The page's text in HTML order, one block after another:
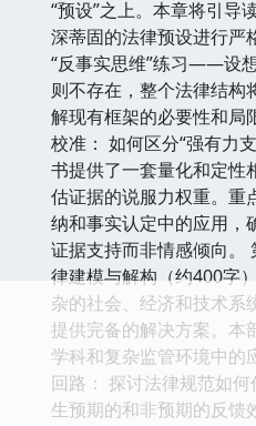
“预设”之上。本章将引导
深蒂固的法律预设进行严
“反事实思维”练习——设
则不存在，整个法律结构
解现有框架的必要性和局
校准： 如何区分“强有力
书提供了一套量化和定性
估证据的说服力权重。重
纳和事实认定中的应用，
证据支持而非情感倾向。
律建模与解构（约400字
杂的社会、经济和技术系
提供完备的解决方案。本
学科和复杂监管环境中的
回路： 探讨法律规范如
生预期的和非预期的反馈